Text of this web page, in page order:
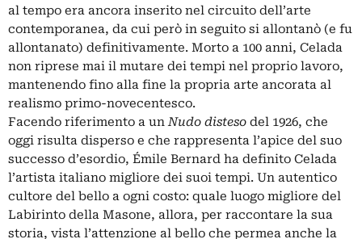
al tempo era ancora inserito nel circuito dell’arte
contemporanea, da cui però in seguito si allontanò (e fu
allontanato) definitivamente. Morto a 100 anni, Celada
non riprese mai il mutare dei tempi nel proprio lavoro,
mantenendo fino alla fine la propria arte ancorata al
realismo primo-novecentesco.
Facendo riferimento a unNudo disteso del 1926, che
oggi risulta disperso e che rappresenta l’apice del suo
successo d’esordio, Émile Bernard ha definito Celada
l’artista italiano migliore dei suoi tempi. Un autentico
cultore del bello a ogni costo: quale luogo migliore del
Labirinto della Masone, allora, per raccontare la sua
storia, vista l’attenzione al bello che permea anche la